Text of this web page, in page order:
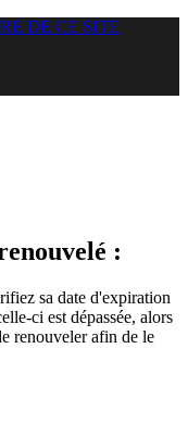
DE CE SITE
:
sa date d'expiration
ci est dépassée, alors
renouveler afin de le